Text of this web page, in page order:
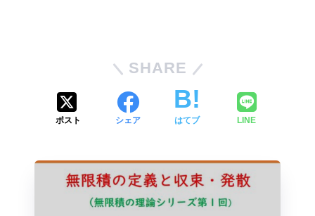
SHARE
ポスト シェア はてブ LINE